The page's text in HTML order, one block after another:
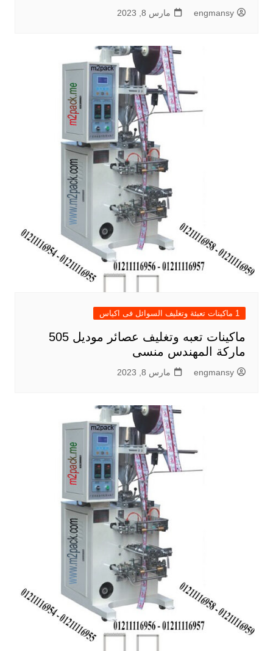
engmansy مارس 8, 2023
1 ماكينات تعبئة وتغليف السوائل فى اكياس
ماكينات تعبه وتغليف عصائر موديل 505
ماركة المهندس منسى
engmansy مارس 8, 2023